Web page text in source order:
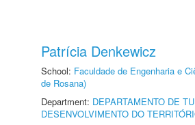
Patrícia Denkewicz
School: Faculdade de Engenharia e
de Rosana)
Department: DEPARTAMENTO DE
DESENVOLVIMENTO DO